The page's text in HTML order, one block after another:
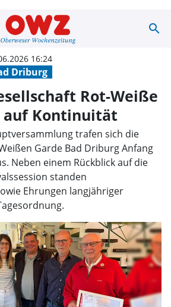
search
Driburg
16:24
Rot-Weiße
auf Kontinuität
trafen sich die
Garde Bad Driburg Anfang
Neben einem Rückblick auf die
standen
Ehrungen langjähriger